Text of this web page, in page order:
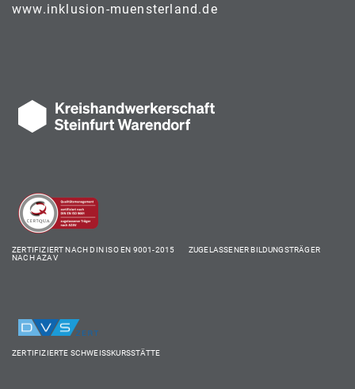
www.inklusion-muensterland.de
ZERTIFIZIERT NACH DIN ISO EN 9001-2015 ZUGELASSENER BILDUNGSTRÄGER
NACH AZAV
ZERTIFIZIERTE SCHWEISSKURSSTÄTTE